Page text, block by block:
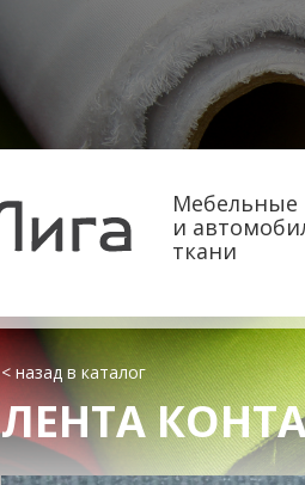
Мебельные
и
ткани
< назад в каталог
ЛЕНТА